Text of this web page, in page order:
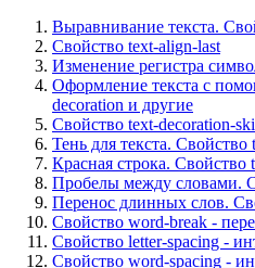
Выравнивание текста.
Свойство text-align-last
Изменение регистра
Оформление текста с
decoration и другие
Свойство text-decoration-
Тень для текста. Свойство
Красная строка. Свойство
Пробелы между словами.
Перенос длинных слов.
Свойство word-break -
Свойство letter-spacing -
Свойство word-spacing -